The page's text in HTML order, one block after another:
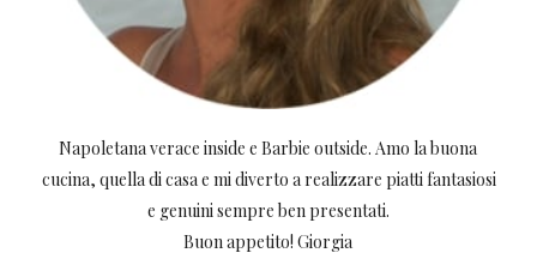
Napoletana verace inside e Barbie outside. Amo la buona
cucina, quella di casa e mi diverto a realizzare piatti fantasiosi
e genuini sempre ben presentati.
Buon appetito! Giorgia